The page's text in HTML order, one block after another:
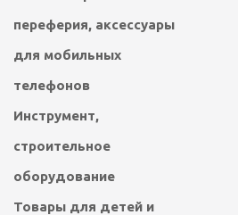
овощерезки
переферия, аксессуары
для мобильных
телефонов
Инструмент,
строительное
оборудование
Товары для детей и